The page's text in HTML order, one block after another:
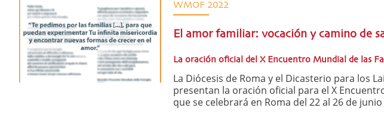
WMOF 2022
El amor familiar: vocación y camino de
La oración oficial del X Encuentro Mundial de las
La Diócesis de Roma y el Dicasterio para los
presentan la oración oficial para el X
que se celebrará en Roma del 22 al 26 de junio